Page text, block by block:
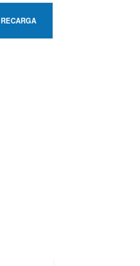
RECARGA